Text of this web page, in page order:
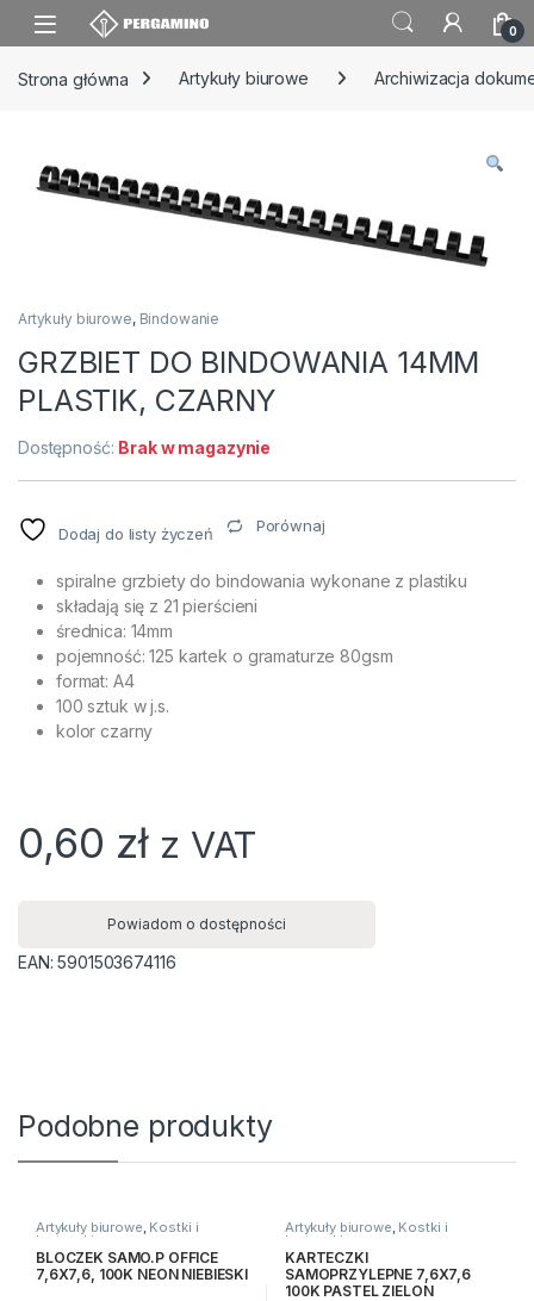
Skip to navigation
Skip to content
0
Strona główna Artykuły biurowe Archiwizacja
Artykuły biurowe, Bindowanie
GRZBIET DO BINDOWANIA 14MM
PLASTIK, CZARNY
Dostępność: Brak w magazynie
Dodaj do listy życzeń Porównaj
spiralne grzbiety do bindowania wykonane z plastiku
składają się z 21 pierścieni
średnica: 14mm
pojemność: 125 kartek o gramaturze 80gsm
format: A4
100 sztuk w j.s.
kolor czarny
0,60 zł z VAT
Powiadom o dostępności
EAN:5901503674116
Podobne produkty
Artykuły biurowe, Kostki i
karteczki
BLOCZEK SAMO.P OFFICE
7,6X7,6, 100K NEON NIEBIESKI
Artykuły biurowe, Kostki i
karteczki
KARTECZKI
SAMOPRZYLEPNE 7,6X7,6
100K PASTEL ZIELON